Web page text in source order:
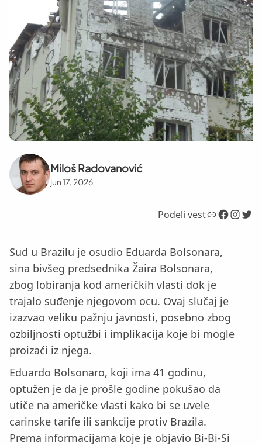
Miloš Radovanović
jun 17, 2026
Podeli vestLink Facebook InstagramTwitter
Sud u Brazilu je osudio Eduarda Bolsonara,
sina bivšeg predsednika Žaira Bolsonara,
zbog lobiranja kod američkih vlasti dok je
trajalo suđenje njegovom ocu. Ovaj slučaj je
izazvao veliku pažnju javnosti, posebno zbog
ozbiljnosti optužbi i implikacija koje bi mogle
proizaći iz njega.
Eduardo Bolsonaro, koji ima 41 godinu,
optužen je da je prošle godine pokušao da
utiče na američke vlasti kako bi se uvele
carinske tarife ili sankcije protiv Brazila.
Prema informacijama koje je objavio Bi-Bi-Si